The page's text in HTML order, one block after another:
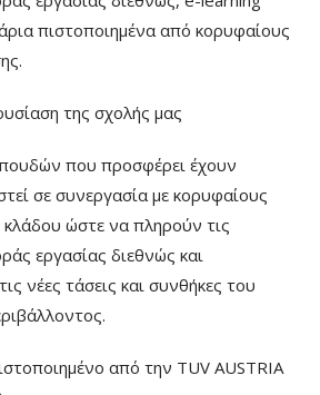
πιστοποιημένα από κορυφαίους
της σχολής μας
που προσφέρει έχουν
σε συνεργασία με κορυφαίους
κλάδου ώστε να πληρούν τις
εργασίας διεθνώς και
νέες τάσεις και συνθήκες του
από την TUV AUSTRIA